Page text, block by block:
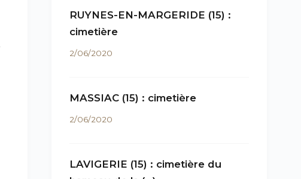
RUYNES-EN-MARGERIDE (15) :
cimetière
2/06/2020
MASSIAC (15) : cimetière
2/06/2020
LAVIGERIE (15) : cimetière du